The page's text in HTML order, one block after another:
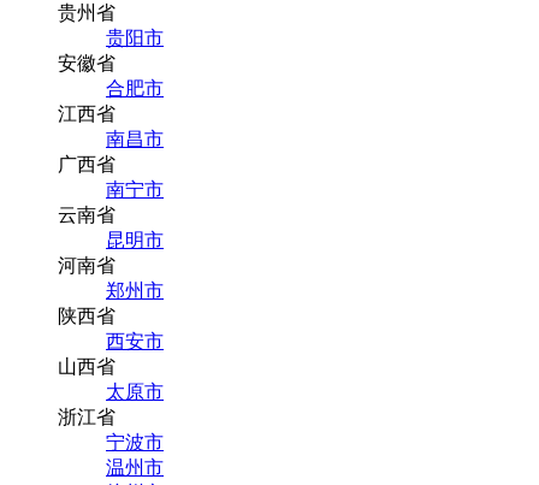
贵州省
贵阳市
安徽省
合肥市
江西省
南昌市
广西省
南宁市
云南省
昆明市
河南省
郑州市
陕西省
西安市
山西省
太原市
浙江省
宁波市
温州市